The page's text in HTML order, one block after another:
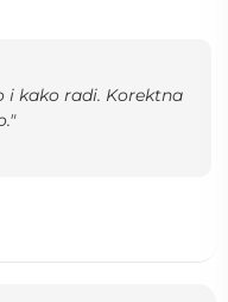
i kako radi. Korektna